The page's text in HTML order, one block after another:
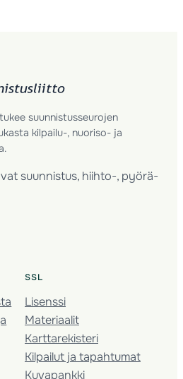
suunnistusseurojen
kilpailu-, nuoriso- ja
suunnistus, hiihto-, pyörä-
SSL
Lisenssi
Materiaalit
Karttarekisteri
Kilpailut ja tapahtumat
Kuvapankki